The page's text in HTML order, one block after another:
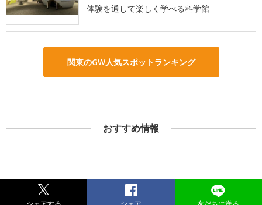
体験を通して楽しく学べる科学館
関東のGW人気スポットランキング
おすすめ情報